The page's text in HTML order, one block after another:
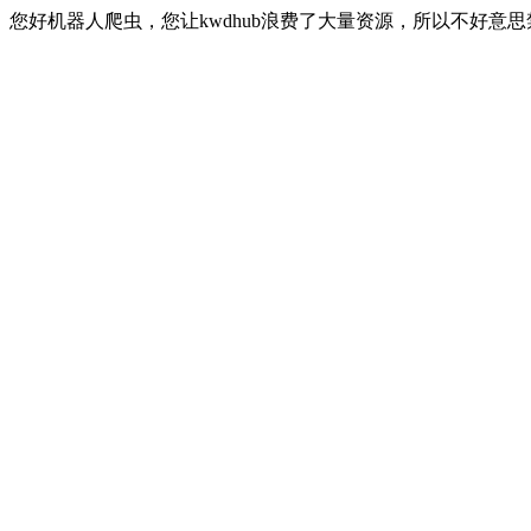
您好机器人爬虫，您让kwdhub浪费了大量资源，所以不好意思